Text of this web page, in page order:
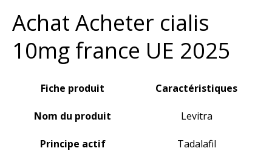
Achat Acheter cialis
10mg france UE 2025
Fiche produit Caractéristiques
Nom du produit Levitra
Principe actif Tadalafil